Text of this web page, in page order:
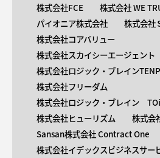
株式会社FCE
株式会社 WE
パイオニア株式会社
株式会社
株式会社コアバリュー
株式会社スカイシーエージェント
株式会社ロジック・ブレイン
株式会社フリーダム
株式会社ロジック・ブレイン
株式会社ヒューリズム
株式会
Sansan株式会社 Contract One
株式会社イデックスビジネスサー